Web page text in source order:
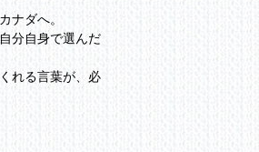
ナダへ。
分自身で選んだ
れる言葉が、必